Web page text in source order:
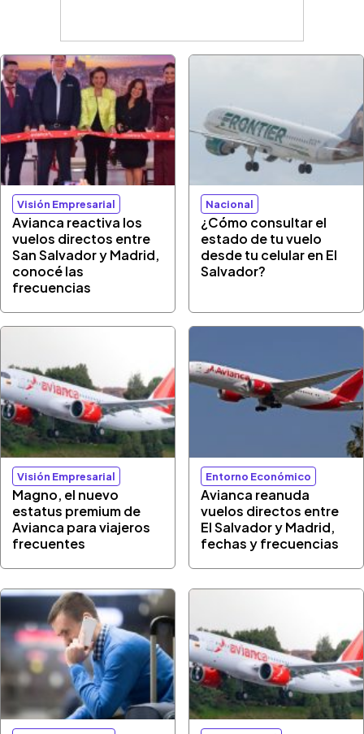
Visión Empresarial
Avianca reactiva los
vuelos directos entre
San Salvador y Madrid,
conocé las
frecuencias
Nacional
¿Cómo consultar el
estado de tu vuelo
desde tu celular en El
Salvador?
Visión Empresarial
Magno, el nuevo
estatus premium de
Avianca para viajeros
frecuentes
Entorno Económico
Avianca reanuda
vuelos directos entre
El Salvador y Madrid,
fechas y frecuencias